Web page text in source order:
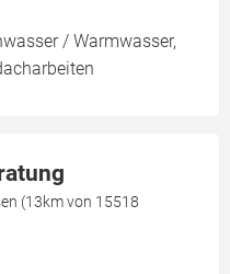
/ Warmwasser,
(13km von 15518